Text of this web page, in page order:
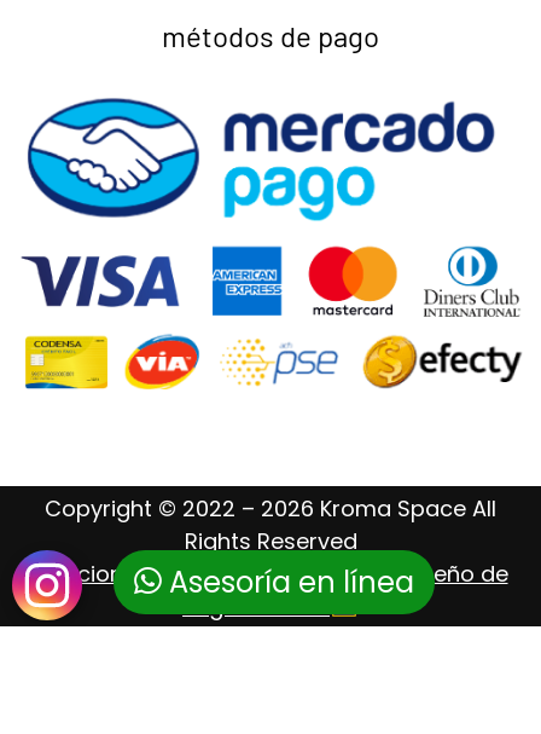
Asesoría en línea
métodos de pago
Copyright © 2022 – 2026 Kroma Space All
Rights Reserved
Posicionamiento Web – Hosting – Diseño de